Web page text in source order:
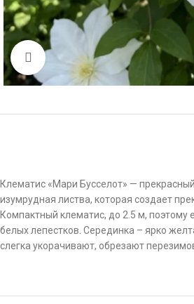
Click to enlarge
Клематис «Мари Бусселот» —
изумрудная листва, которая создает
Компактный клематис, до 2.5 м,
белых лепестков. Серединка – ярко
слегка укорачивают, обрезают